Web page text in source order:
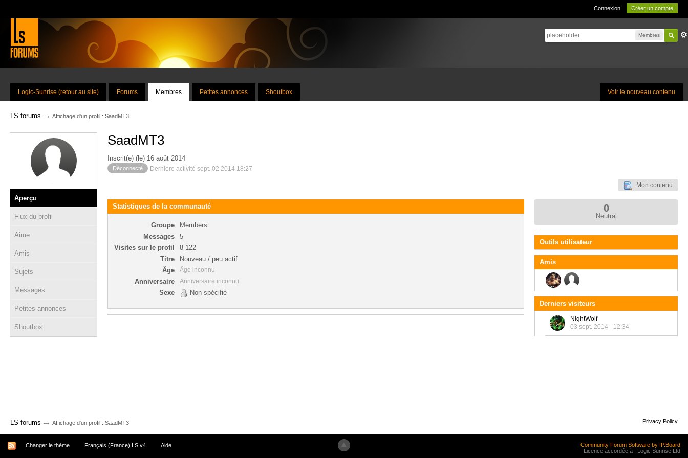
Connexion Créer un compte
Membres
Voir le nouveau contenu
Logic-Sunrise (retour au site) Forums Membres Petites annonces Shoutbox
LS forums → Affichage d'un profil : SaadMT3
Aperçu
Flux du profil
Aime
Amis
Sujets
Messages
Petites annonces
Shoutbox
SaadMT3
Inscrit(e) (le) 16 août 2014
Déconnecté Dernière activité sept. 02 2014 18:27
Mon contenu
Statistiques de la communauté
Groupe
Members
Messages
5
Visites sur le profil
8 122
Titre
Nouveau / peu actif
Âge
Âge inconnu
Anniversaire Anniversaire inconnu
Sexe Non spécifié
0
Neutral
Outils utilisateur
Amis
Derniers visiteurs
NightWolf
03 sept. 2014 - 12:34
LS forums → Affichage d'un profil : SaadMT3 Privacy Policy
Changer le thème Français (France) LS v4 Aide
Community Forum Software by IP.Board
Licence accordée à : Logic Sunrise Ltd